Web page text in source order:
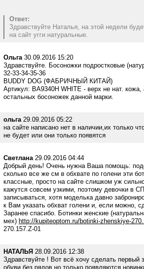
Ответ:
Здравствуйте Наталья, на этой недели
на сайт угги натуральные.
Ольга30.09.2016 15:20
Здравствуйте. Босоножки подростковые
32-33-34-35-36
BUDDY DOG (ФАБРИЧНЫЙ КИТАЙ)
Артикул: BA9340H WHITE - верх не нат. кожа,
остальных босоножек данной марки.
ольга29.09.2016 05:22
на сайте написано нет в наличии,их только
не будет или они только появятся
Светлана29.09.2016 04:44
Добрый день! Очень нужна Ваша помощь:
сколько все же см в обхвате по голени эти
классные, просто на сайте слишком уж
кажутся совсем узкими, поэтому девочки в
записываться, хотя моделька давно
к Вам указать обхват голени и, если можно,
Заранее спасибо. Ботинки женские
мех) http://kupiteoptom.ru/botinki-zhenskiye-
270.157.Z-01
НАТАЛЬЯ 28.09.2016 12:38
Здравствуйте ! Вот всё хочу сделать первый
обуви без рядов но только появляются